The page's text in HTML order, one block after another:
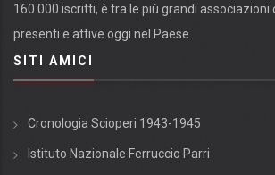
160.000 iscritti, è tra le più grandi
presenti e attive oggi nel Paese.
SITI AMICI
Cronologia Scioperi 1943-1945
Istituto Nazionale Ferruccio Parri